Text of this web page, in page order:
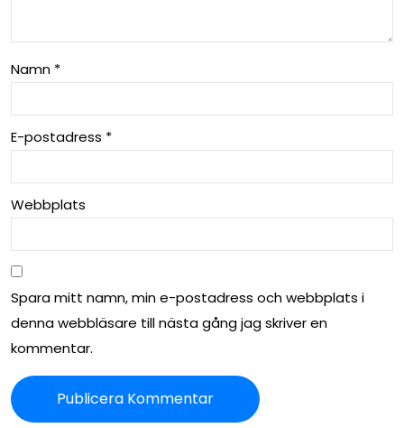
Namn *
E-postadress *
Webbplats
Spara mitt namn, min e-postadress och webbplats i
denna webbläsare till nästa gång jag skriver en
kommentar.